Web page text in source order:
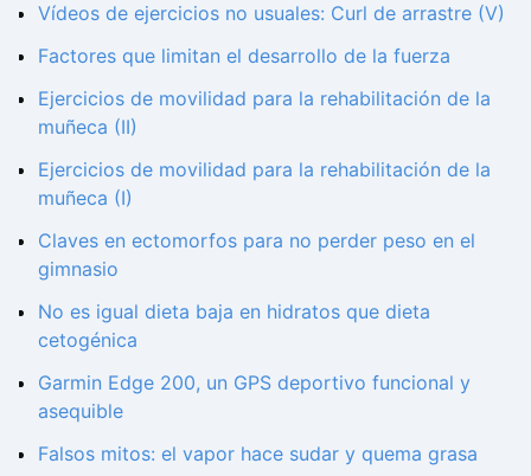
Vídeos de ejercicios no usuales: Curl de arrastre (V)
Factores que limitan el desarrollo de la fuerza
Ejercicios de movilidad para la rehabilitación de la
muñeca (II)
Ejercicios de movilidad para la rehabilitación de la
muñeca (I)
Claves en ectomorfos para no perder peso en el
gimnasio
No es igual dieta baja en hidratos que dieta
cetogénica
Garmin Edge 200, un GPS deportivo funcional y
asequible
Falsos mitos: el vapor hace sudar y quema grasa